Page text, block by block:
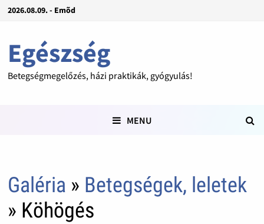
2026.08.09. - Emõd
Egészség
Betegségmegelőzés, házi praktikák, gyógyulás!
MENU
Galéria » Betegségek, leletek
» Köhögés